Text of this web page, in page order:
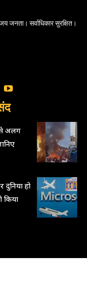
जनता। सर्वाधिकार सुरक्षित।
से अलग
हो
किया